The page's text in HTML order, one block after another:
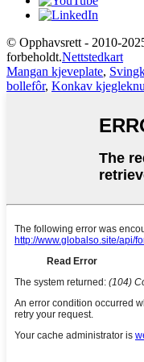
© Opphavsrett - 2010-
forbeholdt.Nettstedkart
Mangan kjeveplate,
bollefôr, Konkav